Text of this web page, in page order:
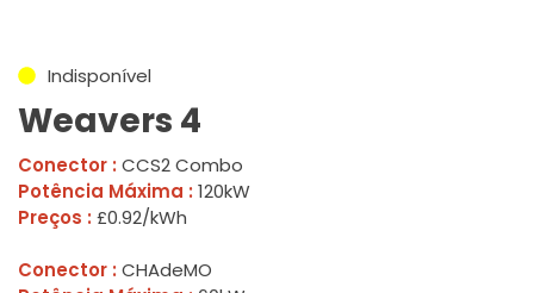
Indisponível
Weavers 4
Conector : CCS2 Combo
Potência Máxima : 120kW
Preços : £0.92/kWh
Conector : CHAdeMO